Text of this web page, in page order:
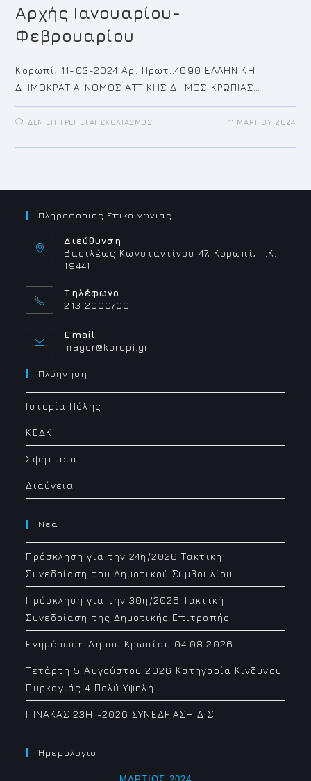
Αρχής Ιανουαρίου-
Φεβρουαρίου
Κορωπί, 11-03-2024 Αρ. Πρωτ.:4690 ΕΛΛΗΝΙΚΗ
ΔΗΜΟΚΡΑΤΙΑ ΝΟΜΟΣ ΑΤΤΙΚΗΣ ΔΗΜΟΣ ΚΡΩΠΙΑΣ…
ΔΕΝ ΕΠΙΤΡΈΠΕΤΑΙ ΣΧΟΛΙΑΣΜΌΣΣΤΟ
1ΗΣ
ΙΑΝΟΥΑΡΊΟΥ-
11 ΜΑΡΤΊΟΥ 2024
Πληροφοριες Επικοινωνιας
Διεύθυνση
Βασιλέως Κωνσταντίνου 47, Κορωπί, Τ.Κ.
19441
Τηλέφωνο
213 2000700
Email:
mayor@koropi.grOpens
Πλοηγηση
Ιστορία Πόλης
ΚΕΔΚ
Σφήττεια
Διαύγεια
Νεα
Πρόσκληση για την 24η/2026 Τακτική
Συνεδρίαση του Δημοτικού Συμβουλίου
Πρόσκληση για την 30η/2026 Τακτική
Συνεδρίαση της Δημοτικής Επιτροπής
Ενημέρωση Δήμου Κρωπίας 04.08.2026
Τετάρτη 5 Αυγούστου 2026 Κατηγορία Κινδύνου
Πυρκαγιάς 4 Πολύ Υψηλή
ΠΙΝΑΚΑΣ 23H -2026 ΣΥΝΕΔΡΙΑΣΗ Δ.Σ
Ημερολογιο